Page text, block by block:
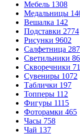
Мебель 1308
Медальницы
Вешалка 142
Подставки 2774
Рисунки 9602
Салфетница 287
Светильники
Скворечники 71
Сувениры 1072
Таблички 197
Топперы 112
Фигуры 1115
Фоторамки 465
Часы 758
Чай 137